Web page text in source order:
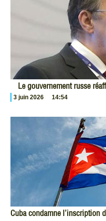
Le gouvernement russe
3 juin 2026 14:54
Cuba condamne l’inscription